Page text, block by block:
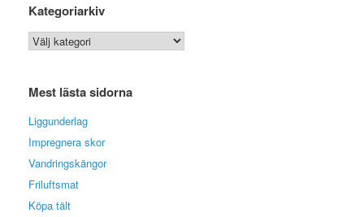
Kategoriarkiv
Kategoriarkiv
Mest lästa sidorna
Liggunderlag
Impregnera skor
Vandringskängor
Friluftsmat
Köpa tält